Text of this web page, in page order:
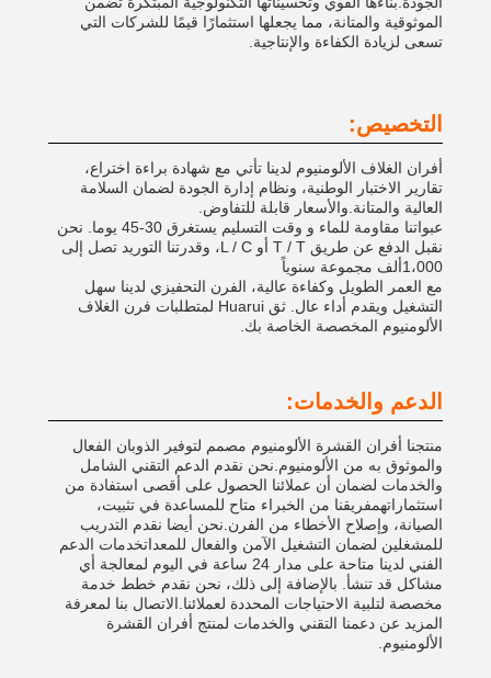
الموثوقية والمتانة، مما يجعلها استثمارًا قيمًا للشركات التي
تسعى لزيادة الكفاءة والإنتاجية.
التخصيص:
أفران الغلاف الألومنيوم لدينا تأتي مع شهادة براءة اختراع،
تقارير الاختبار الوطنية، ونظام إدارة الجودة لضمان السلامة
العالية والمتانة.والأسعار قابلة للتفاوض.
عبواتنا مقاومة للماء و وقت التسليم يستغرق 30-45 يوما. نحن
نقبل الدفع عن طريق T / T أو L / C، وقدرتنا التوريد تصل إلى
1،000ألف مجموعة سنوياً
مع العمر الطويل وكفاءة عالية، الفرن التحفيزي لدينا سهل
التشغيل ويقدم أداء عال. ثق Huarui لمتطلبات فرن الغلاف
الألومنيوم المخصصة الخاصة بك.
الدعم والخدمات:
منتجنا أفران القشرة الألومنيوم مصمم لتوفير الذوبان الفعال
والموثوق به من الألومنيوم.نحن نقدم الدعم التقني الشامل
والخدمات لضمان أن عملائنا الحصول على أقصى استفادة من
استثماراتهمفريقنا من الخبراء متاح للمساعدة في تثبيت،
الصيانة، وإصلاح الأخطاء من الفرن.نحن أيضا نقدم التدريب
للمشغلين لضمان التشغيل الآمن والفعال للمعداتخدمات الدعم
الفني لدينا متاحة على مدار 24 ساعة في اليوم لمعالجة أي
مشاكل قد تنشأ. بالإضافة إلى ذلك، نحن نقدم خطط خدمة
مخصصة لتلبية الاحتياجات المحددة لعملائنا.الاتصال بنا لمعرفة
المزيد عن دعمنا التقني والخدمات لمنتج أفران القشرة
الألومنيوم.